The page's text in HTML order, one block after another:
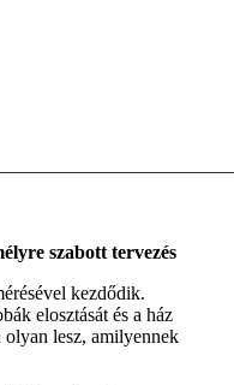
szabott tervezés
kezdődik.
elosztását és a ház
olyan lesz, amilyennek